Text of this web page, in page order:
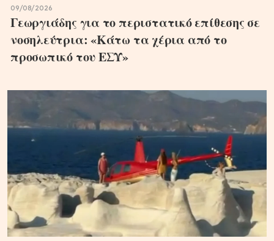
09/08/2026
Γεωργιάδης για το περιστατικό επίθεσης σε
νοσηλεύτρια: «Κάτω τα χέρια από το
προσωπικό του ΕΣΥ»